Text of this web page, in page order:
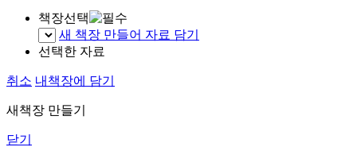
책장선택
새 책장 만들어 자료 담기
선택한 자료
취소 내책장에 담기
새책장 만들기
닫기